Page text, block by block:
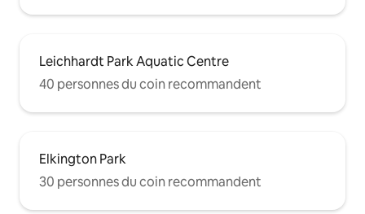
Leichhardt Park Aquatic Centre
40 personnes du coin recommandent
Elkington Park
30 personnes du coin recommandent